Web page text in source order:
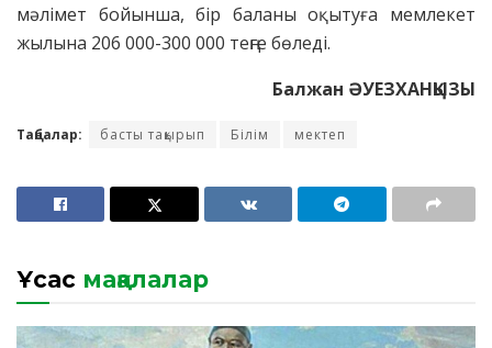
мәлімет бойынша, бір баланы оқытуға мемлекет
жылына 206 000-300 000 теңге бөледі.
Балжан ӘУЕЗХАНҚЫЗЫ
Таңбалар: басты тақырып Білім мектеп
Ұқсас мақалалар